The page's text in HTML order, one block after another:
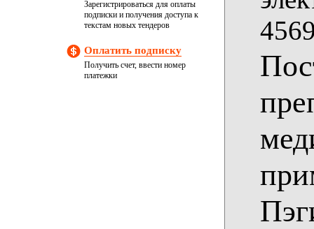
Зарегистрироваться для оплаты
подписки и получения доступа к
текстам новых тендеров
Оплатить подписку
Получить счет, ввести номер
платежки